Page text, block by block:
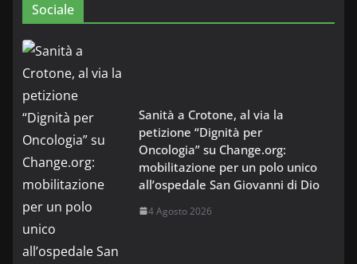
Sociale
Sanità a Crotone, al via la
petizione “Dignità per
Oncologia” su Change.org:
mobilitazione per un polo unico
all’ospedale San Giovanni di Dio
4 Agosto 2026